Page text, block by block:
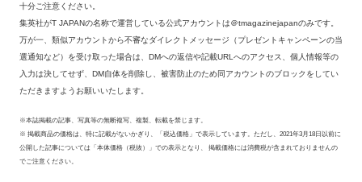
十分ご注意ください。
集英社がT JAPANの名称で運営している公式アカウントは＠tmagazinejapanのみです。
万が一、類似アカウントから不審なダイレクトメッセージ（プレゼントキャンペーンの当
選通知など）を受け取った場合は、DMへの返信や記載URLへのアクセス、個人情報等の
入力は決してせず、DM自体を削除し、被害防止のため同アカウントのブロックをしてい
ただきますようお願いいたします。
※本誌掲載の記事、写真等の無断複写、複製、転載を禁じます。
※ 掲載商品の価格は、特に記載がないかぎり、「税込価格」で表示しています。ただし、2021年3月18日以前に
公開した記事については「本体価格（税抜）」での表示となり、 掲載価格には消費税が含まれておりませんの
でご注意ください。